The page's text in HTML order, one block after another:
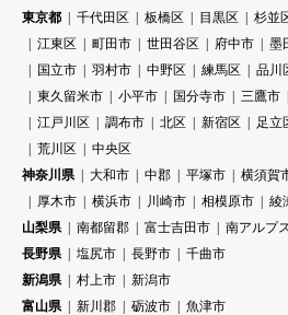
東京都
千代田区 板橋区 目黒区 杉並
江東区
町田市 世田谷区 府中市 墨
国立市
羽村市 中野区 練馬区 品川
東久留米市
小平市 国分寺市 三鷹市
江戸川区
調布市 北区 新宿区 足立
荒川区
中央区
神奈川県
大和市 中郡 平塚市 横須賀
厚木市
横浜市 川崎市 相模原市 綾
山梨県
南都留郡 富士吉田市 南アルプ
長野県
塩尻市 長野市
千曲市
新潟県
村上市
新潟市
富山県
新川郡 砺波市
魚津市